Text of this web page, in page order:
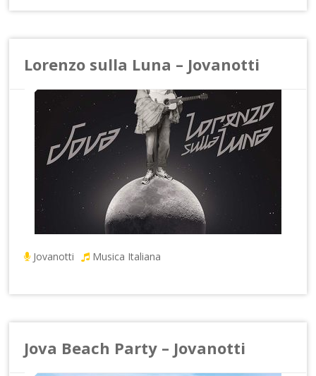
Lorenzo sulla Luna – Jovanotti
Jovanotti Musica Italiana
Jova Beach Party – Jovanotti